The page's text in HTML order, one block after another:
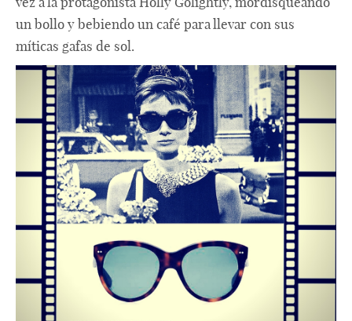
un bollo y bebiendo un café para llevar con sus
míticas gafas de sol.